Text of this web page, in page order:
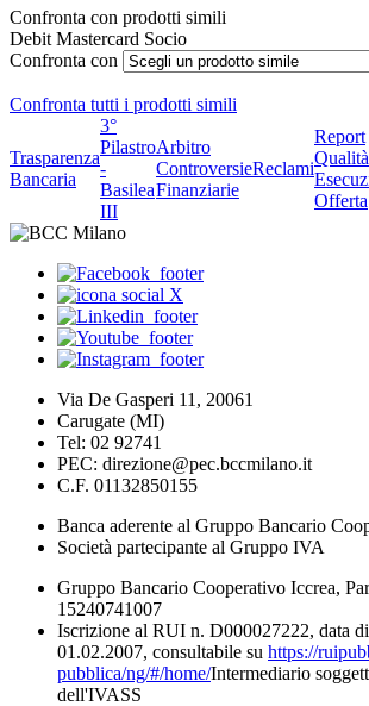
Confronta con prodotti simili
Debit Mastercard Socio
Confronta con
Confronta tutti i prodotti simili
Trasparenza
Bancaria
3°
Pilastro
-
Basilea
III
Arbitro
Controversie
Finanziarie
Reclami
Report
Qualità
Offerta
Via De Gasperi 11, 20061
Carugate (MI)
Tel: 02 92741
PEC: direzione@pec.bccmilano.it
C.F. 01132850155
Banca aderente al Gruppo Bancario
Società partecipante al Gruppo IVA
Gruppo Bancario Cooperativo Iccrea,
15240741007
Iscrizione al RUI n. D000027222, data
01.02.2007, consultabile su https://
pubblica/ng/#/home/Intermediario
dell'IVASS